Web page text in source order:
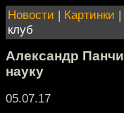
Новости | Картинки |
клуб
Александр
науку
05.07.17